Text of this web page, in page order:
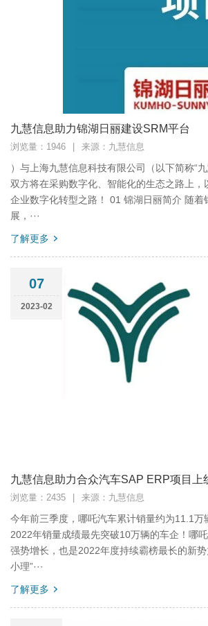
九慧信息助力锦湖日丽建设SRM平台
浏览量：1946 来源：九慧信息
）与上海九慧信息科技有限公司（以下简称“九
双方将在采购数字化、智能化的生态之路上，
企业数字化转型之路！ 01 锦湖日丽简介 随着
展，···
了解更多
07
2023-02
九慧信息助力合众汽车SAP ERP项目上
浏览量：2435 来源：九慧信息
今年前三季度，哪吒汽车累计销量约为11.1万
2022年销量成绩最先突破10万辆的车企！哪
强势增长，也是2022年度持续霸榜最长的新
小理”···
了解更多